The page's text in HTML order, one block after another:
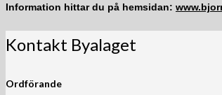
Information hittar du på hemsidan:
Kontakt Byalaget
Ordförande